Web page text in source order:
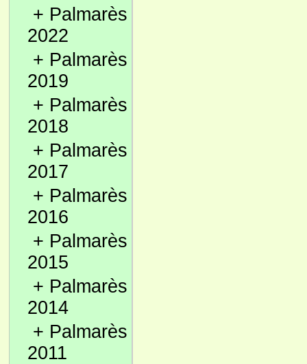
+ Palmarès
2022
+ Palmarès
2019
+ Palmarès
2018
+ Palmarès
2017
+ Palmarès
2016
+ Palmarès
2015
+ Palmarès
2014
+ Palmarès
2011